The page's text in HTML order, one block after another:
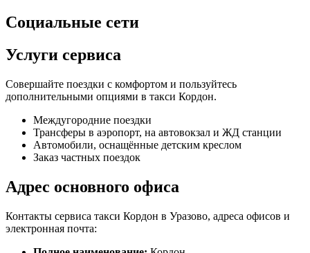
Социальные сети
Услуги сервиса
Совершайте поездки с комфортом и пользуйтесь
дополнительными опциями в такси Кордон.
Междугородние поездки
Трансферы в аэропорт, на автовокзал и ЖД станции
Автомобили, оснащённые детским креслом
Заказ частных поездок
Адрес основного офиса
Контакты сервиса такси Кордон в Уразово, адреса офисов и
электронная почта: